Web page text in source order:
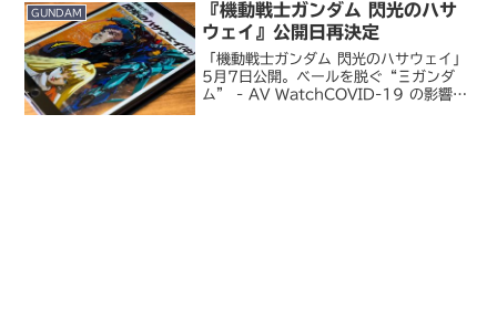
GUNDAM
『機動戦士ガンダム 閃光のハサ
ウェイ』公開日再決定
「機動戦士ガンダム 閃光のハサウェイ」
5月7日公開。ベールを脱ぐ“Ξガンダ
ム” - AV WatchCOVID-19 の影響を